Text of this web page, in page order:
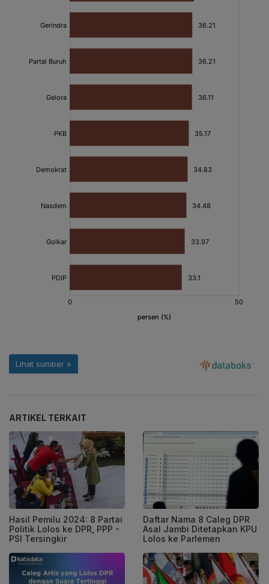
ARTIKEL TERKAIT
Hasil Pemilu 2024: 8 Partai
Politik Lolos ke DPR, PPP -
PSI Tersingkir
Daftar Nama 8 Caleg DPR
Asal Jambi Ditetapkan KPU
Lolos ke Parlemen